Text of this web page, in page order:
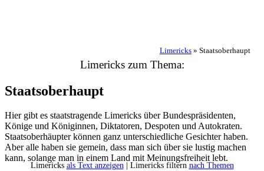
Limericks » Staatsoberhaupt
Limericks zum Thema:
Staatsoberhaupt
Hier gibt es staatstragende Limericks über Bundespräsidenten,
Könige und Königinnen, Diktatoren, Despoten und Autokraten.
Staatsoberhäupter können ganz unterschiedliche Gesichter haben.
Aber alle haben sie gemein, dass man sich über sie lustig machen
kann, solange man in einem Land mit Meinungsfreiheit lebt.
Limericks als Text anzeigen| Limericks filtern nach Themen